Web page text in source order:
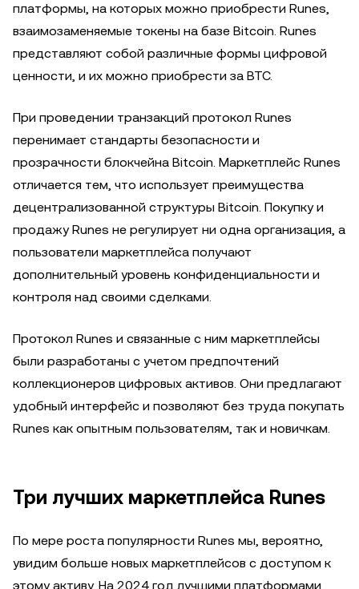
платформы, на которых можно приобрести Runes,
взаимозаменяемые токены на базе Bitcoin. Runes
представляют собой различные формы цифровой
ценности, и их можно приобрести за BTC.
При проведении транзакций протокол Runes
перенимает стандарты безопасности и
прозрачности блокчейна Bitcoin. Маркетплейс Runes
отличается тем, что использует преимущества
децентрализованной структуры Bitcoin. Покупку и
продажу Runes не регулирует ни одна организация, а
пользователи маркетплейса получают
дополнительный уровень конфиденциальности и
контроля над своими сделками.
Протокол Runes и связанные с ним маркетплейсы
были разработаны с учетом предпочтений
коллекционеров цифровых активов. Они предлагают
удобный интерфейс и позволяют без труда покупать
Runes как опытным пользователям, так и новичкам.
Три лучших маркетплейса Runes
По мере роста популярности Runes мы, вероятно,
увидим больше новых маркетплейсов с доступом к
этому активу. На 2024 год лучшими платформами